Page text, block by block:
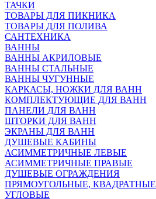
ТАЧКИ
ТОВАРЫ ДЛЯ ПИКНИКА
ТОВАРЫ ДЛЯ ПОЛИВА
САНТЕХНИКА
ВАННЫ
ВАННЫ АКРИЛОВЫЕ
ВАННЫ СТАЛЬНЫЕ
ВАННЫ ЧУГУННЫЕ
КАРКАСЫ, НОЖКИ ДЛЯ ВАНН
КОМПЛЕКТУЮЩИЕ ДЛЯ ВАНН
ПАНЕЛИ ДЛЯ ВАНН
ШТОРКИ ДЛЯ ВАНН
ЭКРАНЫ ДЛЯ ВАНН
ДУШЕВЫЕ КАБИНЫ
АСИММЕТРИЧНЫЕ ЛЕВЫЕ
АСИММЕТРИЧНЫЕ ПРАВЫЕ
ДУШЕВЫЕ ОГРАЖДЕНИЯ
ПРЯМОУГОЛЬНЫЕ, КВАДРАТНЫЕ
УГЛОВЫЕ